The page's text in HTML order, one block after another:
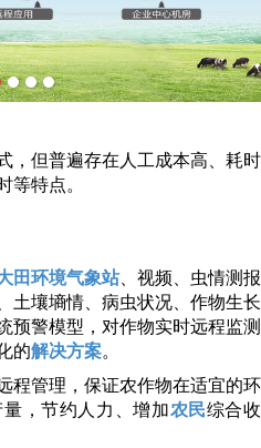
，但普遍存在人工成本高、耗时
等特点。
田环境气象站、视频、虫情测报
土壤墒情、病虫状况、作物生长
预警模型，对作物实时远程监测
的解决方案。
程管理，保证农作物在适宜的环
，节约人力、增加农民综合收